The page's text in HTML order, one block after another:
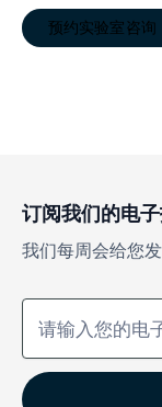
预约实验室咨询
订阅我们的电
我们每周会给您